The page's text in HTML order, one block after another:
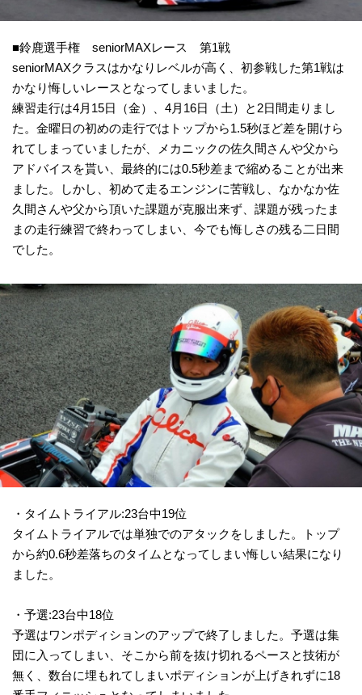
■鈴鹿選手権 seniorMAXレース 第1戦
seniorMAXクラスはかなりレベルが高く、初参戦した第1戦は
かなり悔しいレースとなってしまいました。
練習走行は4月15日（金）、4月16日（土）と2日間走りまし
た。金曜日の初めの走行ではトップから1.5秒ほど差を開けら
れてしまっていましたが、メカニックの佐久間さんや父から
アドバイスを貰い、最終的には0.5秒差まで縮めることが出来
ました。しかし、初めて走るエンジンに苦戦し、なかなか佐
久間さんや父から頂いた課題が克服出来ず、課題が残ったま
まの走行練習で終わってしまい、今でも悔しさの残る二日間
でした。
・タイムトライアル:23台中19位
タイムトライアルでは単独でのアタックをしました。トップ
から約0.6秒差落ちのタイムとなってしまい悔しい結果になり
ました。
・予選:23台中18位
予選はワンポディションのアップで終了しました。予選は集
団に入ってしまい、そこから前を抜け切れるペースと技術が
無く、数台に埋もれてしまいポディションが上げきれずに18